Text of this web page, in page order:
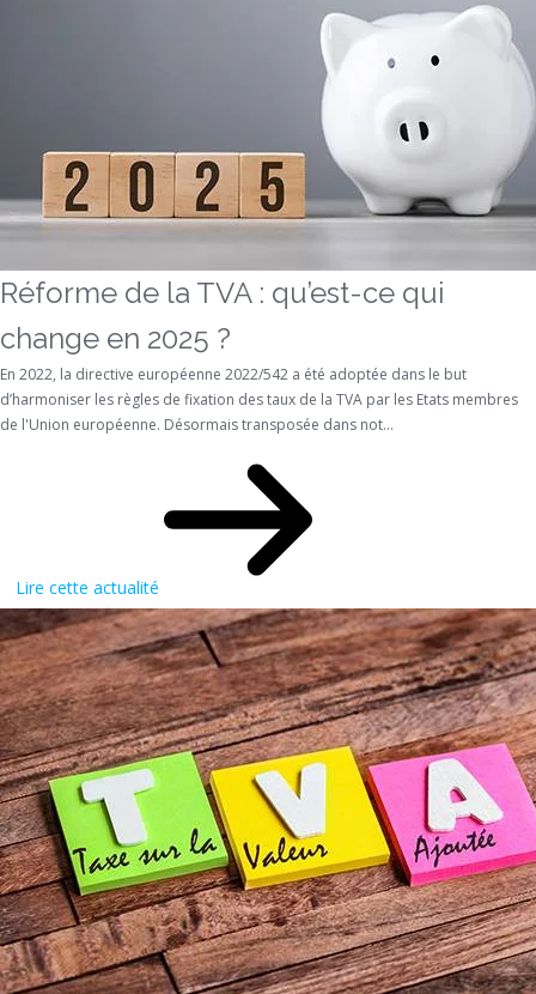
Réforme de la TVA : qu’est-ce qui
change en 2025 ?
En 2022, la directive européenne 2022/542 a été adoptée dans le but
d’harmoniser les règles de fixation des taux de la TVA par les Etats membres
de l'Union européenne. Désormais transposée dans not...
Lire cette actualité